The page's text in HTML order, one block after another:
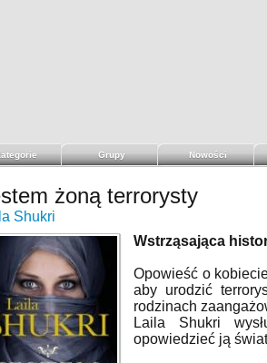
Grupy Nowości
żoną terrorysty
Shukri
Wstrząsająca
Opowieść o
aby urodzić
rodzinach
Laila Shukri
opowiedzieć ją